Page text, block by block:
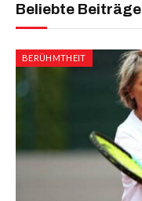
Beliebte Beiträge
BERÜHMTHEIT